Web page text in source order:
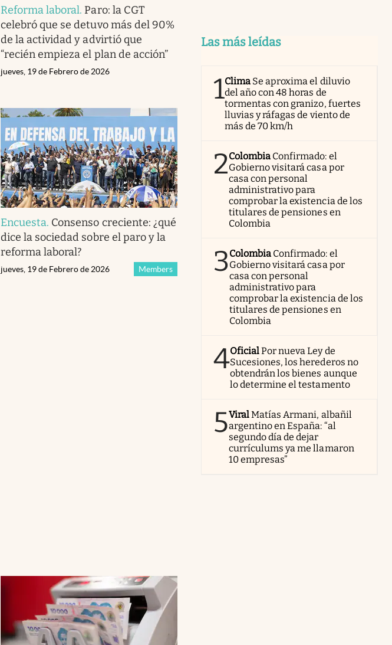
Reforma laboral. Paro: la CGT
celebró que se detuvo más del 90%
de la actividad y advirtió que
“recién empieza el plan de acción”
jueves, 19 de Febrero de 2026
Encuesta. Consenso creciente: ¿qué
dice la sociedad sobre el paro y la
reforma laboral?
Members
jueves, 19 de Febrero de 2026
Las más leídas
1Clima Se aproxima el diluvio
del año con 48 horas de
tormentas con granizo, fuertes
lluvias y ráfagas de viento de
más de 70 km/h
2Colombia Confirmado: el
Gobierno visitará casa por
casa con personal
administrativo para
comprobar la existencia de los
titulares de pensiones en
Colombia
3Colombia Confirmado: el
Gobierno visitará casa por
casa con personal
administrativo para
comprobar la existencia de los
titulares de pensiones en
Colombia
4OficialPor nueva Ley de
Sucesiones, los herederos no
obtendrán los bienes aunque
lo determine el testamento
5ViralMatías Armani, albañil
argentino en España: “al
segundo día de dejar
currículums ya me llamaron
10 empresas”